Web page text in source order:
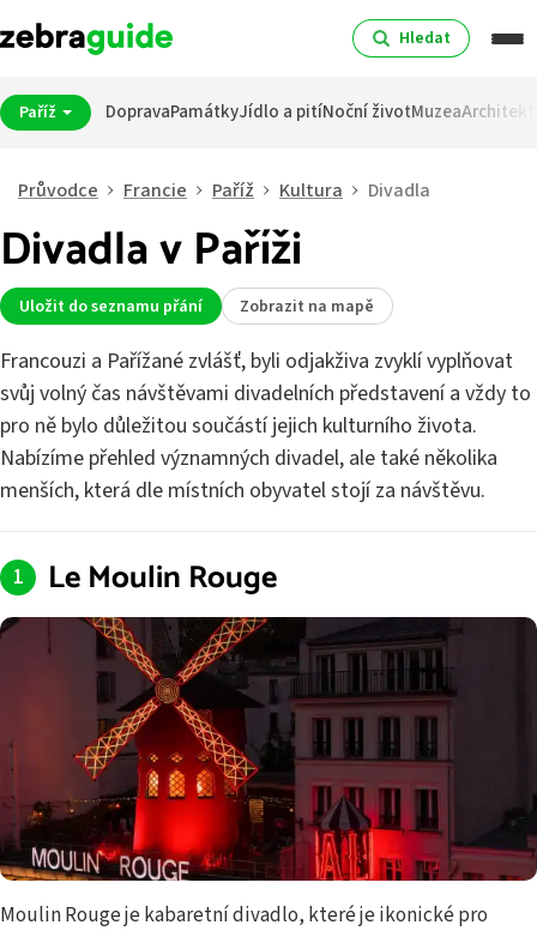
Hledat
Paříž DopravaPamátkyJídlo a pitíNoční životMuzea
Průvodce Francie Paříž Kultura Divadla
Divadla v Paříži
Uložit do seznamu přání Zobrazit na mapě
Francouzi a Pařížané zvlášť, byli odjakživa zvyklí vyplňovat
svůj volný čas návštěvami divadelních představení a vždy to
pro ně bylo důležitou součástí jejich kulturního života.
Nabízíme přehled významných divadel, ale také několika
menších, která dle místních obyvatel stojí za návštěvu.
Le Moulin Rouge
Moulin Rouge je kabaretní divadlo, které je ikonické pro